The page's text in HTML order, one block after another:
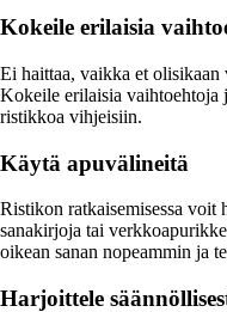
Kokeile erilaisia
Ei haittaa, vaikka et olisikaan
Kokeile erilaisia vaihtoehtoja
ristikkoa vihjeisiin.
Käytä apuvälineitä
Ristikon ratkaisemisessa voit
sanakirjoja tai
oikean sanan nopeammin ja
Harjoittele